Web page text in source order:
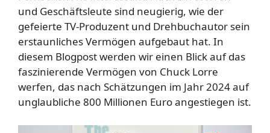
und Geschäftsleute sind neugierig, wie der
gefeierte TV-Produzent und Drehbuchautor sein
erstaunliches Vermögen aufgebaut hat. In
diesem Blogpost werden wir einen Blick auf das
faszinierende Vermögen von Chuck Lorre
werfen, das nach Schätzungen im Jahr 2024 auf
unglaubliche 800 Millionen Euro angestiegen ist.